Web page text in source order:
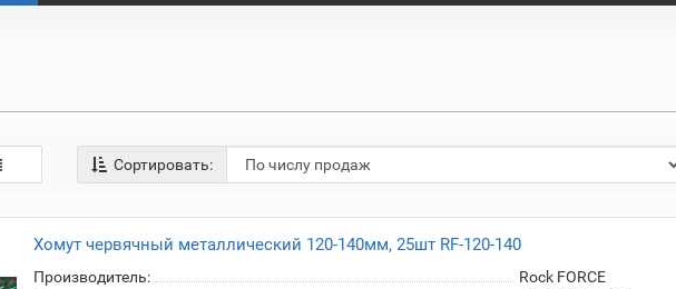
Сортировать:
Хомут червячный металлический 120-140мм, 25шт RF-120-140
Производитель:
Rock FORCE